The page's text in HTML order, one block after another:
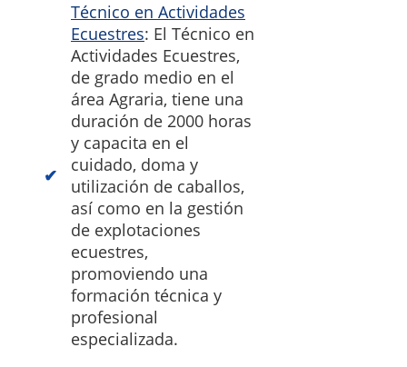
Técnico en Actividades
Ecuestres: El Técnico en
Actividades Ecuestres,
de grado medio en el
área Agraria, tiene una
duración de 2000 horas
y capacita en el
cuidado, doma y
utilización de caballos,
así como en la gestión
de explotaciones
ecuestres,
promoviendo una
formación técnica y
profesional
especializada.